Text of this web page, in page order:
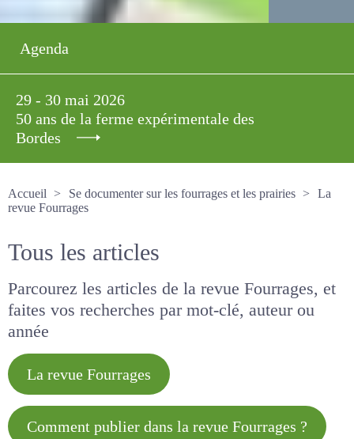
Agenda
29 - 30 mai 2026
50 ans de la ferme expérimentale des
Bordes
Accueil
Se documenter sur les fourrages et les prairies
La revue Fourrages
Tous les articles
Parcourez les articles de la revue Fourrages, et
faites vos recherches par mot-clé, auteur ou
année
La revue Fourrages
Comment publier dans la revue